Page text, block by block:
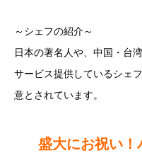
～シェフの紹介～
日本の著名人や、中国・台
サービス提供しているシェ
意とされています。
盛大にお祝い！